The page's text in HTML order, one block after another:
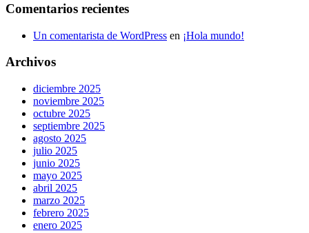
Comentarios recientes
Un comentarista de WordPress en ¡Hola mundo!
Archivos
diciembre 2025
noviembre 2025
octubre 2025
septiembre 2025
agosto 2025
julio 2025
junio 2025
mayo 2025
abril 2025
marzo 2025
febrero 2025
enero 2025